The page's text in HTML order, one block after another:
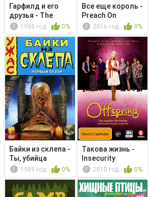
Гарфилд и его
друзья - The
Pizza Patr...
1988 год 0%
Все еще король -
Preach On
2016 год 0%
Байки из склепа -
Ты, убийца
1989 год 0%
Такова жизнь -
Insecurity
2010 год 0%